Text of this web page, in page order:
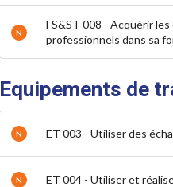
N
FS&ST 008 - Acquérir
professionnels dans sa
Equipements de
N ET 003 - Utiliser des
N ET 004 - Utiliser et